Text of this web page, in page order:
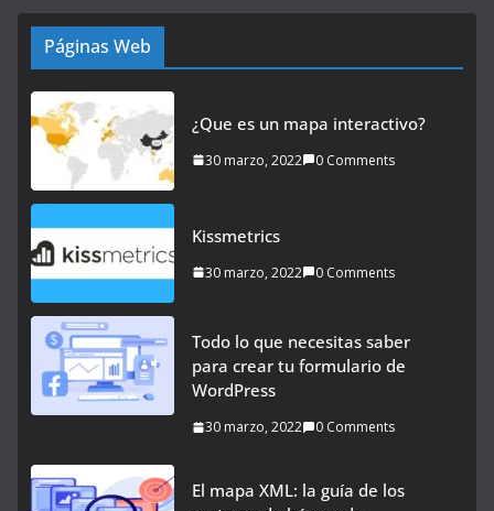
Páginas Web
¿Que es un mapa interactivo?
30 marzo, 2022 0 Comments
Kissmetrics
30 marzo, 2022 0 Comments
Todo lo que necesitas saber
para crear tu formulario de
WordPress
30 marzo, 2022 0 Comments
El mapa XML: la guía de los